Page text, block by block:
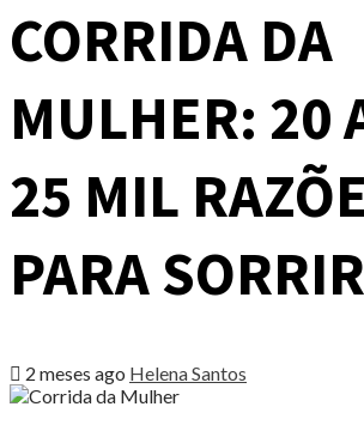
CORRIDA DA
MULHER: 20
25 MIL
PARA SORRIR
2 meses ago Helena Santos